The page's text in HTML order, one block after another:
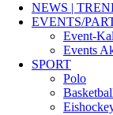
NEWS |
EVENTS/
Event-
Events
SPORT
Polo